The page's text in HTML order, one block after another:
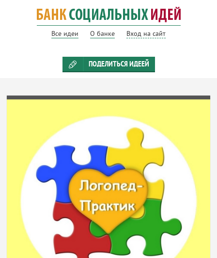
Все идеи О банке Вход на сайт
ПОДЕЛИТЬСЯ ИДЕЕЙ